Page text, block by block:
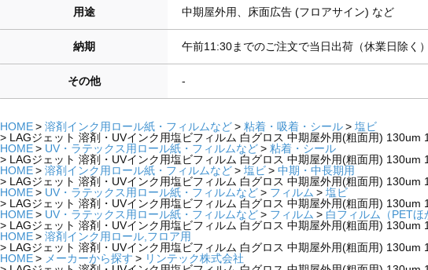
用途 中期屋外用、床面広告 (フロアサイン) など
納期 午前11:30までのご注文で当日出荷（休業日除く）
その他 -
HOME 溶剤インク用ロール紙・フィルムなど 粘着・吸着・シール
塩ビ
LAGジェット 溶剤・UVインク用塩ビフィルム 白グロス 中期屋外用(粗面用)
HOME
UV・ラテックス用ロール紙・フィルムなど
粘着・シール
LAGジェット 溶剤・UVインク用塩ビフィルム 白グロス 中期屋外用(粗面用)
HOME
溶剤インク用ロール紙・フィルムなど 塩ビ
中期・中長期用
LAGジェット 溶剤・UVインク用塩ビフィルム 白グロス 中期屋外用(粗面用)
HOME
UV・ラテックス用ロール紙・フィルムなど フィルム
塩ビ
LAGジェット 溶剤・UVインク用塩ビフィルム 白グロス 中期屋外用(粗面用)
HOME
UV・ラテックス用ロール紙・フィルムなど フィルム
白フィルム（PETほ
LAGジェット 溶剤・UVインク用塩ビフィルム 白グロス 中期屋外用(粗面用)
HOME
溶剤インク用ロール,フロア用
LAGジェット 溶剤・UVインク用塩ビフィルム 白グロス 中期屋外用(粗面用)
HOME
メーカーから探す
リンテック株式会社